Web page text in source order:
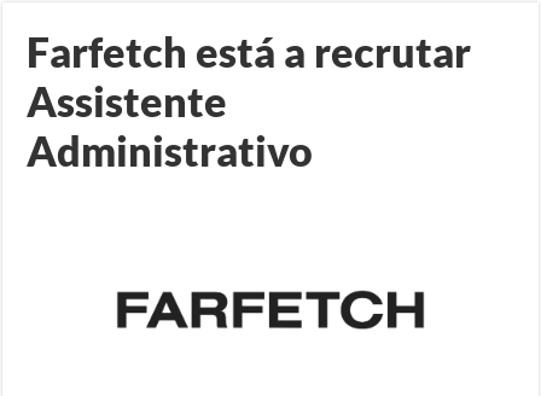
Farfetch está a recrutar
Assistente
Administrativo